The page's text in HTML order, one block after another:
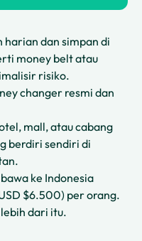
harian dan simpan di
money belt atau
risiko.
changer resmi dan
mall, atau cabang
berdiri sendiri di
ke Indonesia
$6.500) per orang.
dari itu.